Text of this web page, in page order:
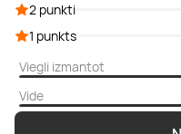
2 punkti
1 punkts
Viegli izmantot
Vide